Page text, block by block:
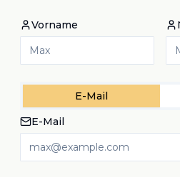
Vorname
E-Mail
E-Mail